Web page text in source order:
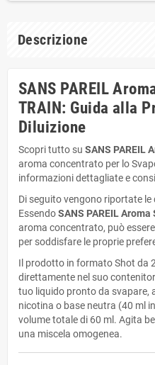
Descrizione
SANS PAREIL
TRAIN: Guida alla
Diluizione
Scopri tutto su SANS PAREIL
aroma concentrato per lo
informazioni dettagliate e
Di seguito vengono riportate
EssendoSANS PAREIL
aroma concentrato, può
per soddisfare le proprie
Il prodotto in formato Shot da
direttamente nel suo
tuo liquido pronto da svapare,
nicotina o base neutra (40 ml
volume totale di 60 ml. Agita
una miscela omogenea.